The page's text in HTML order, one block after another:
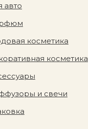
авто
косметика
и свечи
косметика